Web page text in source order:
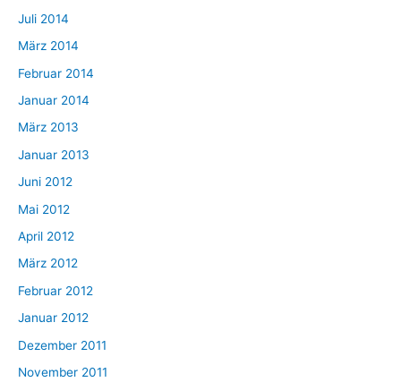
Juli 2014
März 2014
Februar 2014
Januar 2014
März 2013
Januar 2013
Juni 2012
Mai 2012
April 2012
März 2012
Februar 2012
Januar 2012
Dezember 2011
November 2011